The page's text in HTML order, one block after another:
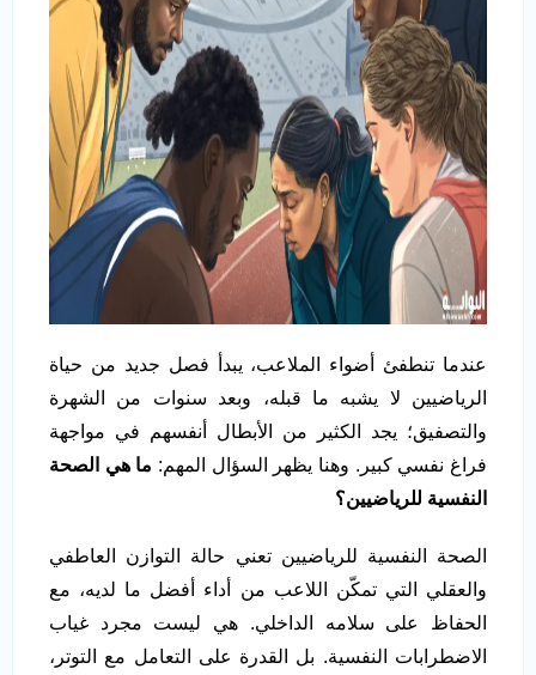
عندما تنطفئ أضواء الملاعب، يبدأ فصل جديد من حياة
الرياضيين لا يشبه ما قبله، وبعد سنوات من الشهرة
والتصفيق؛ يجد الكثير من الأبطال أنفسهم في مواجهة
فراغ نفسي كبير. وهنا يظهر السؤال المهم: ما هي الصحة
النفسية للرياضيين؟
الصحة النفسية للرياضيين تعني حالة التوازن العاطفي
والعقلي التي تمكّن اللاعب من أداء أفضل ما لديه، مع
الحفاظ على سلامه الداخلي. هي ليست مجرد غياب
الاضطرابات النفسية. بل القدرة على التعامل مع التوتر،